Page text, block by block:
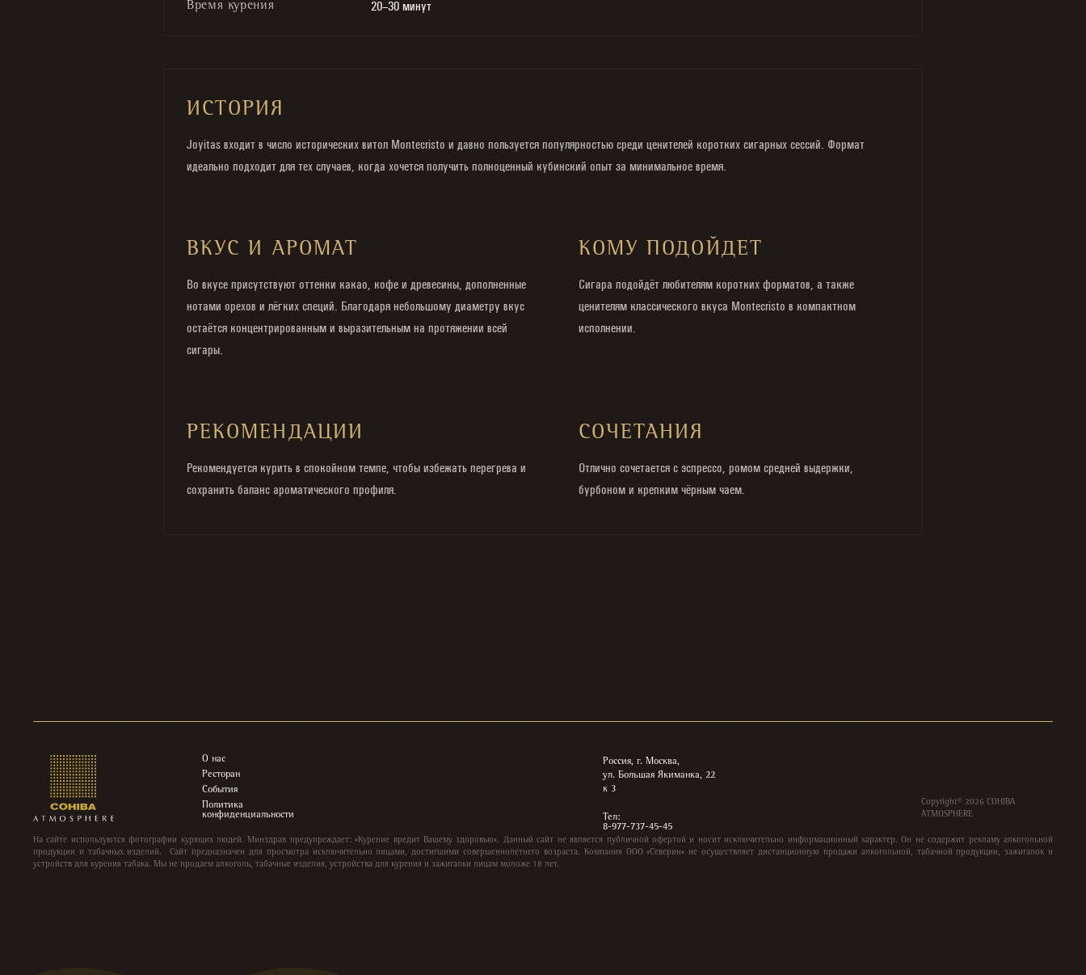
Время курения 20–30 минут
ИСТОРИЯ
Joyitas входит в число исторических витол Montecristo и давно пользуется популярностью среди ценителей коротких сигарных сессий. Формат
идеально подходит для тех случаев, когда хочется получить полноценный кубинский опыт за минимальное время.
ВКУС И АРОМАТ
Во вкусе присутствуют оттенки какао, кофе и древесины, дополненные
нотами орехов и лёгких специй. Благодаря небольшому диаметру вкус
остаётся концентрированным и выразительным на протяжении всей
сигары.
КОМУ ПОДОЙДЕТ
Сигара подойдёт любителям коротких форматов, а также
ценителям классического вкуса Montecristo в компактном
исполнении.
РЕКОМЕНДАЦИИ
Рекомендуется курить в спокойном темпе, чтобы избежать перегрева и
сохранить баланс ароматического профиля.
СОЧЕТАНИЯ
Отлично сочетается с эспрессо, ромом средней выдержки,
бурбоном и крепким чёрным чаем.
О нас
Ресторан
События
Политика
конфиденциальности
Россия, г. Москва,
ул. Большая Якиманка, 22
к 3
Тел:
8-977-737-45-45
Copyright© 2026 COHIBA
ATMOSPHERE
На сайте используются фотографии курящих людей. Минздрав предупреждает: «Курение вредит Вашему здоровью». Данный сайт не является публичной офертой и носит исключительно информационный характер. Он не содержит рекламу алкогольной
продукции и табачных изделий. Сайт предназначен для просмотра исключительно лицами, достигшими совершеннолетнего возраста. Компания ООО «Северин» не осуществляет дистанционную продажи алкогольной, табачной продукции, зажигалок и
устройств для курения табака. Мы не продаем алкоголь, табачные изделия, устройства для курения и зажигалки лицам моложе 18 лет.